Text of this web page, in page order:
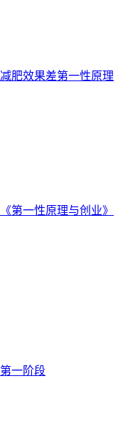
减肥效果差第一性原理
《第一性原理与创业》
第一阶段